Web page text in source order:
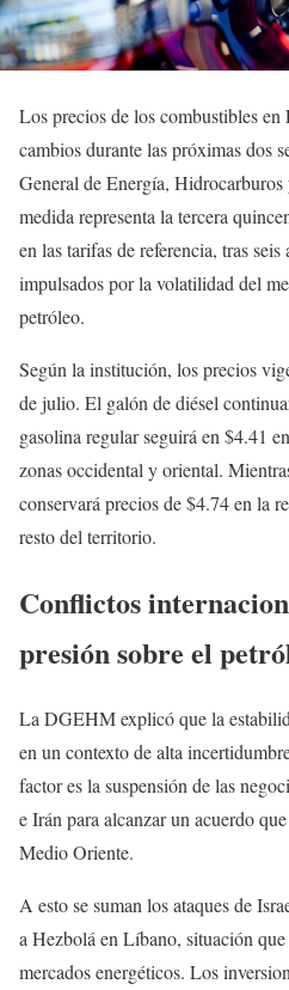
Los precios de los combustibles
cambios durante las próximas dos
General de Energía,
medida representa la tercera
en las tarifas de referencia, tras seis
impulsados por la volatilidad del
petróleo.
Según la institución, los precios
de julio. El galón de diésel
gasolina regular seguirá en $4.41
zonas occidental y oriental.
conservará precios de $4.74 en la
resto del territorio.
Conflictos
presión sobre el
La DGEHM explicó que la
en un contexto de alta
factor es la suspensión de las
e Irán para alcanzar un acuerdo
Medio Oriente.
A esto se suman los ataques de
a Hezbolá en Líbano, situación
mercados energéticos. Los